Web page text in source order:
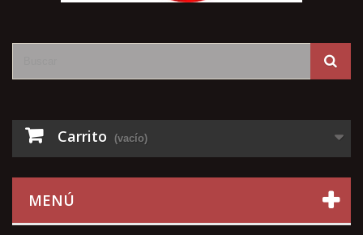
Carrito (vacío)
MENÚ